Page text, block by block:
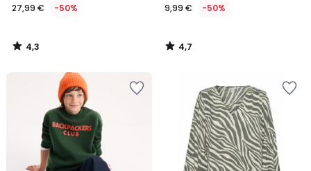
27,99 € -50%
4,3
/
9,99 € -50%
4,7
/